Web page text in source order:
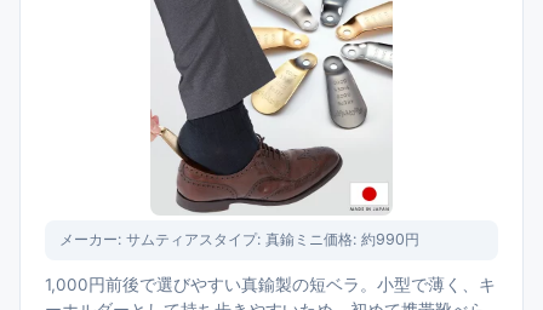
メーカー: サムティアスタイプ: 真鍮ミニ価格: 約990円
1,000円前後で選びやすい真鍮製の短ベラ。小型で薄く、キ